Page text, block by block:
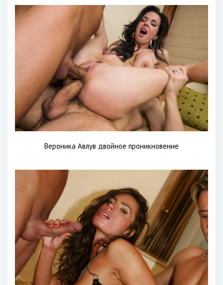
Вероника Авлув двойное проникновение